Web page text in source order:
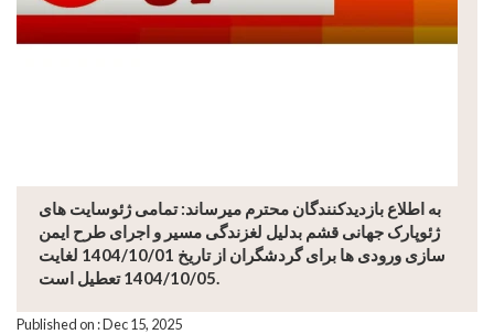
به اطلاع بازدیدکنندگان محترم میرساند: تمامی ژئوسایت های
ژئوپارک جهانی قشم بدلیل لغزندگی مسیر و اجرای طرح ایمن
سازی ورودی ها برای گردشگران از تاریخ 1404/10/01 لغایت
1404/10/05 تعطیل است.
Published on : Dec 15, 2025